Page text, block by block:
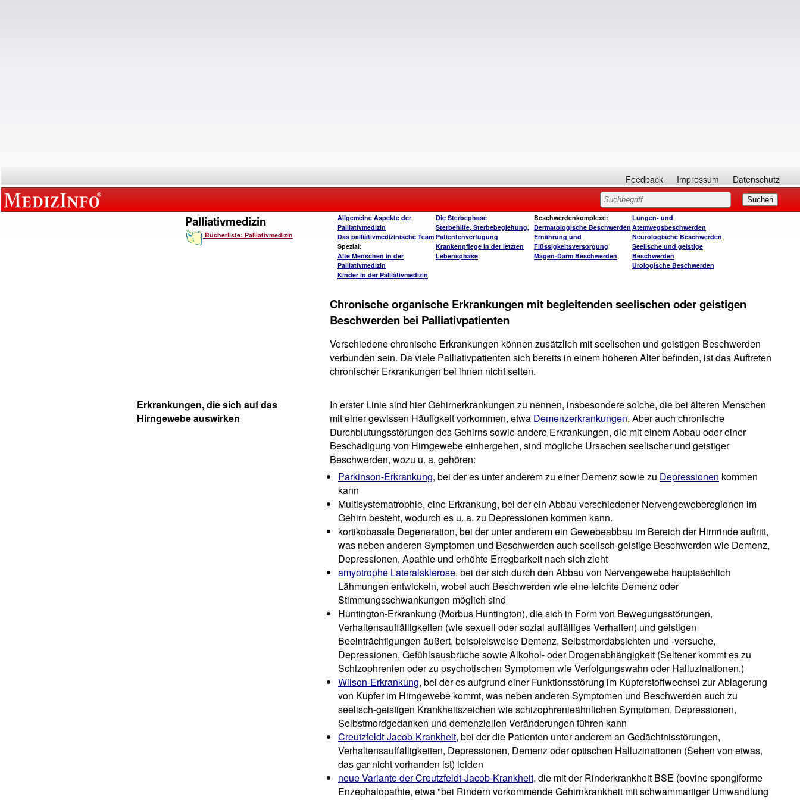
Feedback Impressum Datenschutz
Palliativmedizin
Bücherliste: Palliativmedizin
Allgemeine Aspekte der
Palliativmedizin
Das palliativmedizinische Team
Spezial:
Alte Menschen in der
Palliativmedizin
Kinder in der Palliativmedizin
Die Sterbephase
Sterbehilfe, Sterbebegleitung,
Patientenverfügung
Krankenpflege in der letzten
Lebensphase
Beschwerdenkomplexe:
Dermatologische Beschwerden
Ernährung und
Flüssigkeitsversorgung
Magen-Darm Beschwerden
Lungen- und
Atemwegsbeschwerden
Neurologische Beschwerden
Seelische und geistige
Beschwerden
Urologische Beschwerden
Chronische organische Erkrankungen mit begleitenden seelischen oder geistigen
Beschwerden bei Palliativpatienten
Verschiedene chronische Erkrankungen können zusätzlich mit seelischen und geistigen Beschwerden
verbunden sein. Da viele Palliativpatienten sich bereits in einem höheren Alter befinden, ist das Auftreten
chronischer Erkrankungen bei ihnen nicht selten.
Erkrankungen, die sich auf das
Hirngewebe auswirken
In erster Linie sind hier Gehirnerkrankungen zu nennen, insbesondere solche, die bei älteren Menschen
mit einer gewissen Häufigkeit vorkommen, etwa Demenzerkrankungen. Aber auch chronische
Durchblutungsstörungen des Gehirns sowie andere Erkrankungen, die mit einem Abbau oder einer
Beschädigung von Hirngewebe einhergehen, sind mögliche Ursachen seelischer und geistiger
Beschwerden, wozu u. a. gehören:
Parkinson-Erkrankung, bei der es unter anderem zu einer Demenz sowie zu Depressionen kommen
kann
Multisystematrophie, eine Erkrankung, bei der ein Abbau verschiedener Nervengeweberegionen im
Gehirn besteht, wodurch es u. a. zu Depressionen kommen kann.
kortikobasale Degeneration, bei der unter anderem ein Gewebeabbau im Bereich der Hirnrinde auftritt,
was neben anderen Symptomen und Beschwerden auch seelisch-geistige Beschwerden wie Demenz,
Depressionen, Apathie und erhöhte Erregbarkeit nach sich zieht
amyotrophe Lateralsklerose, bei der sich durch den Abbau von Nervengewebe hauptsächlich
Lähmungen entwickeln, wobei auch Beschwerden wie eine leichte Demenz oder
Stimmungsschwankungen möglich sind
Huntington-Erkrankung (Morbus Huntington), die sich in Form von Bewegungsstörungen,
Verhaltensauffälligkeiten (wie sexuell oder sozial auffälliges Verhalten) und geistigen
Beeinträchtigungen äußert, beispielsweise Demenz, Selbstmordabsichten und -versuche,
Depressionen, Gefühlsausbrüche sowie Alkohol- oder Drogenabhängigkeit (Seltener kommt es zu
Schizophrenien oder zu psychotischen Symptomen wie Verfolgungswahn oder Halluzinationen.)
Wilson-Erkrankung, bei der es aufgrund einer Funktionsstörung im Kupferstoffwechsel zur Ablagerung
von Kupfer im Hirngewebe kommt, was neben anderen Symptomen und Beschwerden auch zu
seelisch-geistigen Krankheitszeichen wie schizophrenieähnlichen Symptomen, Depressionen,
Selbstmordgedanken und demenziellen Veränderungen führen kann
Creutzfeldt-Jacob-Krankheit, bei der die Patienten unter anderem an Gedächtnisstörungen,
Verhaltensauffälligkeiten, Depressionen, Demenz oder optischen Halluzinationen (Sehen von etwas,
das gar nicht vorhanden ist) leiden
neue Variante der Creutzfeldt-Jacob-Krankheit, die mit der Rinderkrankheit BSE (bovine spongiforme
Enzephalopathie, etwa "bei Rindern vorkommende Gehirnkrankheit mit schwammartiger Umwandlung